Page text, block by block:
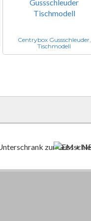
Centrybox Gussschleuder,
Tischmodell